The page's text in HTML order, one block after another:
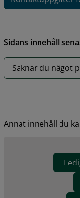
Sidans innehåll
Saknar du något
Annat innehåll du